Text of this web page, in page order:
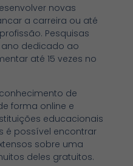
novas
a carreira ou até
Pesquisas
dedicado ao
até 15 vezes no
de
forma online e
educacionais
é possível encontrar
sobre uma
deles gratuitos.